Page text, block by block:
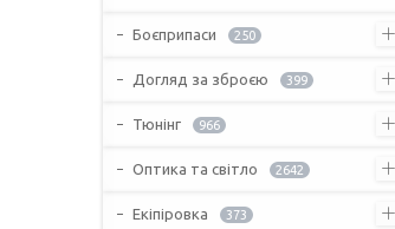
Боєприпаси 250
Догляд за зброєю 399
Тюнінг 966
Оптика та світло 2642
Екіпіровка 373